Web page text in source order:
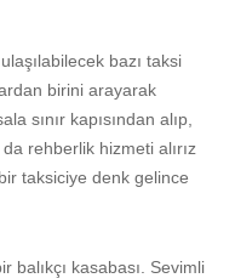
bazı taksi
birini arayarak
sınır kapısından alıp,
rehberlik hizmeti alırız
taksiciye denk gelince
balıkçı kasabası. Sevimli